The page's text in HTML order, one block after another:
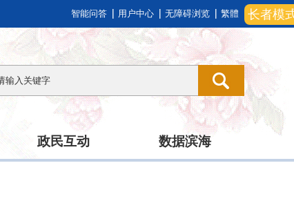
长者模
智能问答 用户中心 无障碍浏览 繁體
政民互动 数据滨海